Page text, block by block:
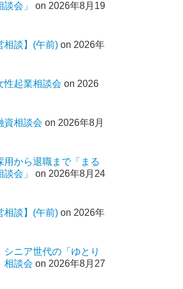
会」
on 2026年8月19
相談】(午前) on 2026年
性起業相談会 on 2026
資相談会 on 2026年8月
用から退職まで「まる
会」
on 2026年8月24
相談】(午前) on 2026年
シニア世代の「ゆとり
相談会 on 2026年8月27